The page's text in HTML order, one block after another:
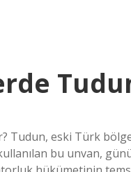
Tudun, eski Türk
bu unvan,